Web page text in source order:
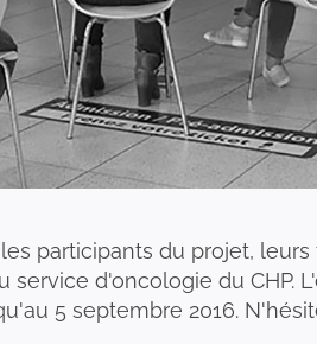
participants du projet,
d'oncologie du CHP.
5 septembre 2016.